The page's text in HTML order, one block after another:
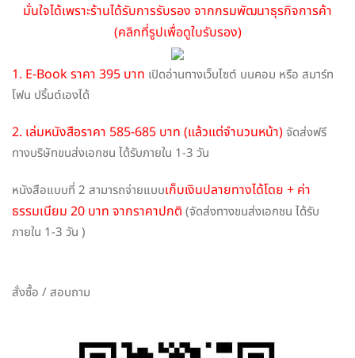
มั่นใจได้เพราะร้านได้รับการรับรอง จากกรมพัฒนาธุรกิจการค้า
(คลิกที่รูปเพื่อดูใบรับรอง)
1. E-Book ราคา 395 บาท เปิดอ่านทางเว็บไซต์ บนคอม หรือ สมาร์ท
โฟน ปริ้นต์เองได้
2. เล่มหนังสือราคา 585-685 บาท (แล้วแต่จำนวนหน้า)จัดส่งฟรี
ทางบริษัทขนส่งเอกชน ได้รับภายใน 1-3 วัน
หนังสือแบบที่ 2 สามารถจ่ายแบบเก็บเงินปลายทางได้โดย + ค่า
ธรรมเนียม 20 บาท จากราคาปกติ (จัดส่งทางขนส่งเอกชน ได้รับ
ภายใน 1-3 วัน )
สั่งซื้อ / สอบถาม